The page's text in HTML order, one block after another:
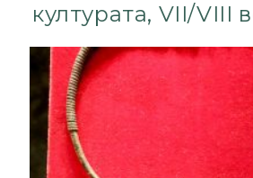
културата, VII/VIII